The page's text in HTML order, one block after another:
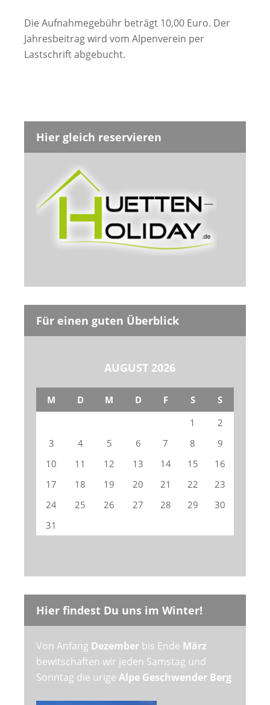
Die Aufnahmegebühr beträgt 10,00 Euro. Der
Jahresbeitrag wird vom Alpenverein per
Lastschrift abgebucht.
Hier gleich reservieren
Für einen guten Überblick
AUGUST 2026
M D M D F S
S
1
2
3
4 5 6 7 8
9
10
11 12 13 14 15
16
17
18 19 20 21 22
23
24
25 26 27 28 29
30
31
Hier findest Du uns im Winter!
Von Anfang Dezember bis Ende März
bewitschaften wir jeden Samstag und
Sonntag die urige Alpe Geschwender Berg